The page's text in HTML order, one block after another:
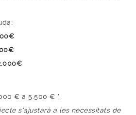
€ a 5.500 € *.
s’ajustarà a les necessitats de